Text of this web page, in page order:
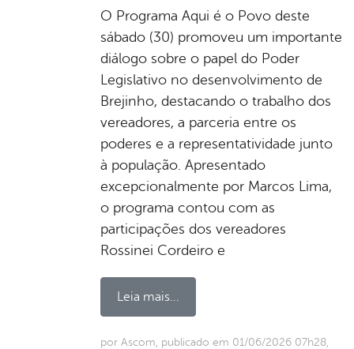
O Programa Aqui é o Povo deste
sábado (30) promoveu um importante
diálogo sobre o papel do Poder
Legislativo no desenvolvimento de
Brejinho, destacando o trabalho dos
vereadores, a parceria entre os
poderes e a representatividade junto
à população. Apresentado
excepcionalmente por Marcos Lima,
o programa contou com as
participações dos vereadores
Rossinei Cordeiro e
Leia mais...
por Ascom, publicado em 01/06/2026 07h28,